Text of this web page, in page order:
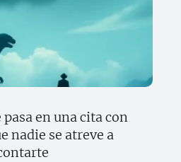
pasa en una cita con
nadie se atreve a